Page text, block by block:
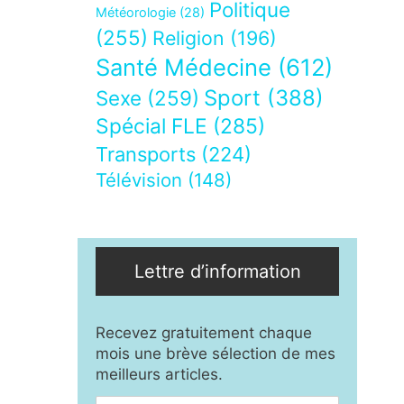
Météorologie (28) Politique
(255) Religion (196)
Santé Médecine (612)
Sexe (259) Sport (388)
Spécial FLE (285)
Transports (224)
Télévision (148)
Lettre d’information
Recevez gratuitement chaque
mois une brève sélection de mes
meilleurs articles.